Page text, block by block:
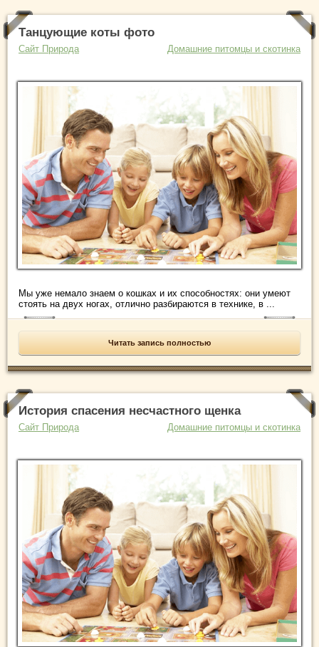
Танцующие коты фото
Сайт Природа Домашние питомцы и скотинка
Мы уже немало знаем о кошках и их способностях: они умеют
стоять на двух ногах, отлично разбираются в технике, в ...
Читать запись полностью
История спасения несчастного щенка
Сайт Природа Домашние питомцы и скотинка